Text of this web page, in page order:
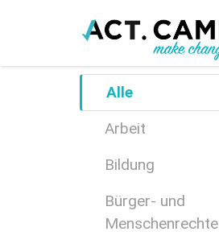
content
Alle
Arbeit
Bildung
Bürger- und
Menschenrechte